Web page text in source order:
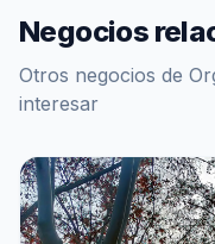
Negocios
Otros negocios de
interesar